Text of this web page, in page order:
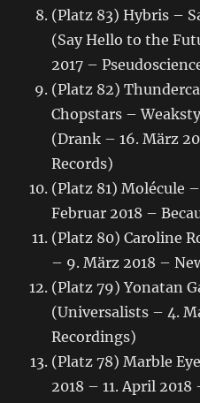
(Platz 83) Hybris –
(Say Hello to the
2017 –
(Platz 82)
Chopstars –
(Drank – 16. März
Records)
(Platz 81) Molécule
Februar 2018 –
(Platz 80) Caroline
– 9. März 2018 –
(Platz 79) Yonatan
(Universalists – 4.
Recordings)
(Platz 78) Marble
2018 – 11. April